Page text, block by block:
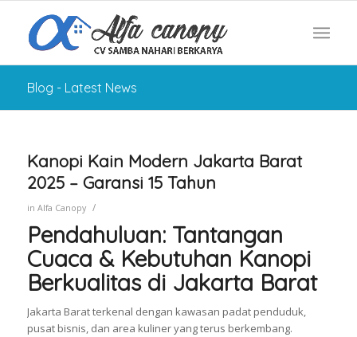
Blog - Latest News
Kanopi Kain Modern Jakarta Barat
2025 – Garansi 15 Tahun
in Alfa Canopy /
Pendahuluan: Tantangan
Cuaca & Kebutuhan Kanopi
Berkualitas di Jakarta Barat
Jakarta Barat terkenal dengan kawasan padat penduduk,
pusat bisnis, dan area kuliner yang terus berkembang.